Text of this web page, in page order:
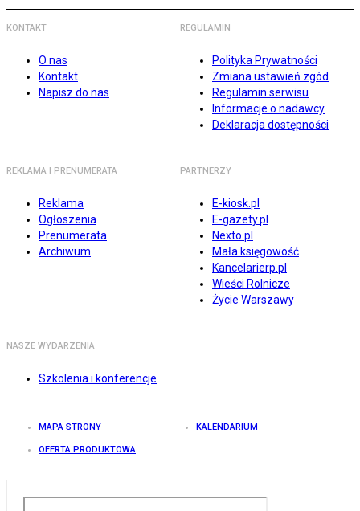
KONTAKT
O nas
Kontakt
Napisz do nas
REGULAMIN
Polityka Prywatności
Zmiana ustawień zgód
Regulamin serwisu
Informacje o nadawcy
Deklaracja dostępności
REKLAMA I PRENUMERATA
Reklama
Ogłoszenia
Prenumerata
Archiwum
PARTNERZY
E-kiosk.pl
E-gazety.pl
Nexto.pl
Mała księgowość
Kancelarierp.pl
Wieści Rolnicze
Życie Warszawy
NASZE WYDARZENIA
Szkolenia i konferencje
MAPA STRONY KALENDARIUM
OFERTA PRODUKTOWA